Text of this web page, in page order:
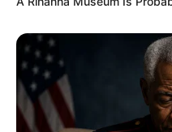
Pakai Bahasa Jawa
Galau Abis